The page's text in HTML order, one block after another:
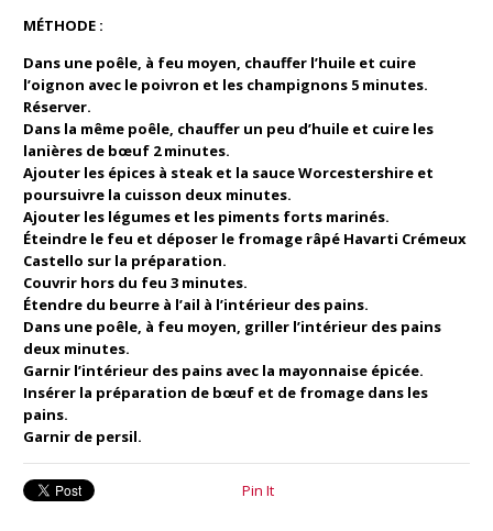
MÉTHODE :
Dans une poêle, à feu moyen, chauffer l’huile et cuire
l’oignon avec le poivron et les champignons 5 minutes.
Réserver.
Dans la même poêle, chauffer un peu d’huile et cuire les
lanières de bœuf 2 minutes.
Ajouter les épices à steak et la sauce Worcestershire et
poursuivre la cuisson deux minutes.
Ajouter les légumes et les piments forts marinés.
Éteindre le feu et déposer le fromage râpé Havarti Crémeux
Castello sur la préparation.
Couvrir hors du feu 3 minutes.
Étendre du beurre à l’ail à l’intérieur des pains.
Dans une poêle, à feu moyen, griller l’intérieur des pains
deux minutes.
Garnir l’intérieur des pains avec la mayonnaise épicée.
Insérer la préparation de bœuf et de fromage dans les
pains.
Garnir de persil.
Pin It